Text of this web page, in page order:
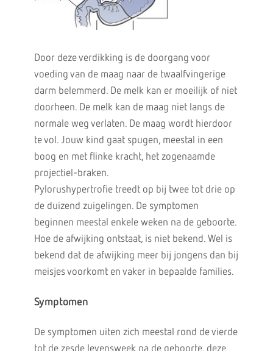
Door deze verdikking is de doorgang voor
voeding van de maag naar de twaalfvingerige
darm belemmerd. De melk kan er moeilijk of niet
doorheen. De melk kan de maag niet langs de
normale weg verlaten. De maag wordt hierdoor
te vol. Jouw kind gaat spugen, meestal in een
boog en met flinke kracht, het zogenaamde
projectiel-braken.
Pylorushypertrofie treedt op bij twee tot drie op
de duizend zuigelingen. De symptomen
beginnen meestal enkele weken na de geboorte.
Hoe de afwijking ontstaat, is niet bekend. Wel is
bekend dat de afwijking meer bij jongens dan bij
meisjes voorkomt en vaker in bepaalde families.
Symptomen
De symptomen uiten zich meestal rond de vierde
tot de zesde levensweek na de geboorte, deze